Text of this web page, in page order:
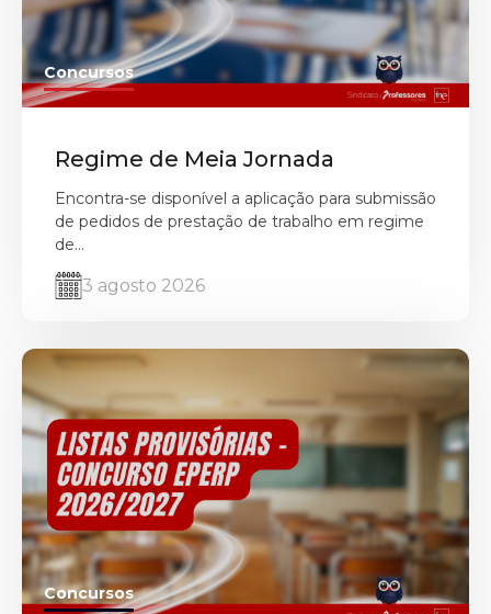
Concursos
Regime de Meia Jornada
Encontra-se disponível a aplicação para submissão
de pedidos de prestação de trabalho em regime
de...
3 agosto 2026
Concursos